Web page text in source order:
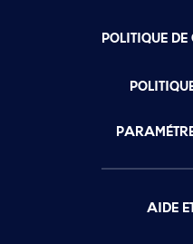
POLITIQUE
AIDE